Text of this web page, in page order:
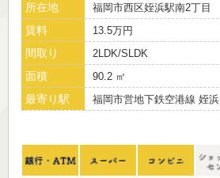
所在地 福岡市西区姪浜駅南2丁目
賃料 13.5万円
間取り 2LDK/SLDK
面積 90.2 ㎡
最寄り駅 福岡市営地下鉄空港線 姪浜